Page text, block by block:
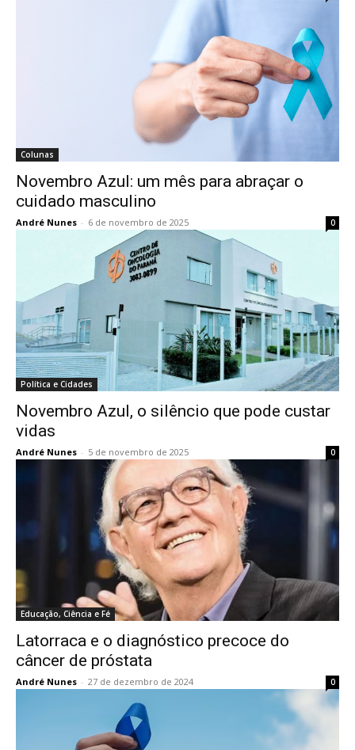
Colunas
Novembro Azul: um mês para abraçar o
cuidado masculino
André Nunes - 6 de novembro de 2025 0
Política e Cidades
Novembro Azul, o silêncio que pode custar
vidas
André Nunes - 5 de novembro de 2025 0
Educação, Ciência e Fé
Latorraca e o diagnóstico precoce do
câncer de próstata
André Nunes - 27 de dezembro de 2024 0